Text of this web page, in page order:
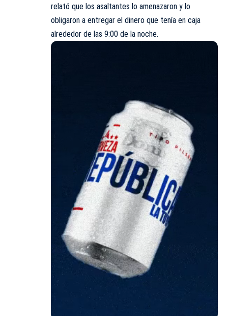
relató que los asaltantes lo amenazaron y lo
obligaron a entregar el dinero que tenía en caja
alrededor de las 9:00 de la noche.